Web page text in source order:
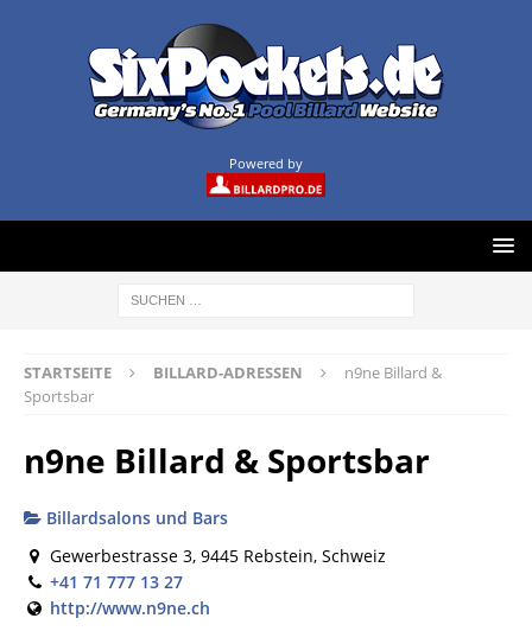
Powered by
STARTSEITE BILLARD-ADRESSEN
n9ne Billard &
Sportsbar
n9ne Billard & Sportsbar
Billardsalons und Bars
Gewerbestrasse 3, 9445 Rebstein, Schweiz
+41 71 777 13 27
http://www.n9ne.ch